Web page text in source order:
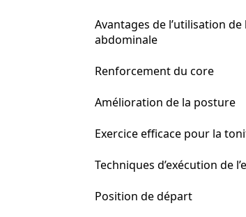
Avantages de l’utilisation
abdominale
Renforcement du core
Amélioration de la posture
Exercice efficace pour la
Techniques d’exécution de
Position de départ